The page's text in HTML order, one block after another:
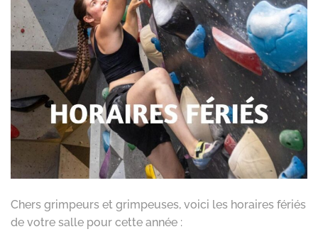
Chers grimpeurs et grimpeuses, voici les horaires fériés
de votre salle pour cette année :